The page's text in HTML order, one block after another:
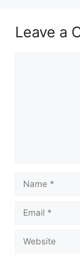
Leave a
Name
Email
Website